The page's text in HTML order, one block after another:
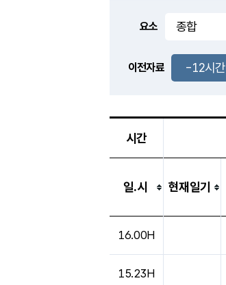
-
요소
이전자료 -12시간
시간
일.시 현재일기
16.00H
15.23H